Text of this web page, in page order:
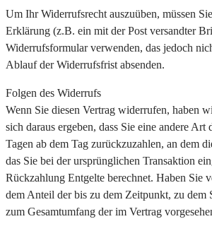
Um Ihr Widerrufsrecht auszuüben, müssen
Erklärung (z.B. ein mit der Post versandter
Widerrufsformular verwenden, das jedoch
Ablauf der Widerrufsfrist absenden.
Folgen des Widerrufs
Wenn Sie diesen Vertrag widerrufen, haben
sich daraus ergeben, dass Sie eine andere
Tagen ab dem Tag zurückzuzahlen, an dem
das Sie bei der ursprünglichen Transaktion
Rückzahlung Entgelte berechnet. Haben Sie
dem Anteil der bis zu dem Zeitpunkt, zu dem
zum Gesamtumfang der im Vertrag